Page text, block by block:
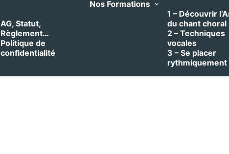
AG, Statut,
Règlement…
Politique de
confidentialité
Nos Formations
1 – Découvrir
du chant choral
2 – Techniques
vocales
3 – Se placer
rythmiquement